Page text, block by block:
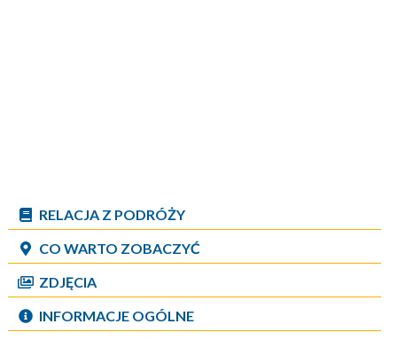
RELACJA Z PODRÓŻY
CO WARTO ZOBACZYĆ
ZDJĘCIA
INFORMACJE OGÓLNE